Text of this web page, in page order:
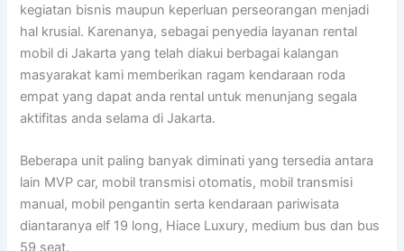
kegiatan bisnis maupun keperluan perseorangan menjadi
hal krusial. Karenanya, sebagai penyedia layanan rental
mobil di Jakarta yang telah diakui berbagai kalangan
masyarakat kami memberikan ragam kendaraan roda
empat yang dapat anda rental untuk menunjang segala
aktifitas anda selama di Jakarta.
Beberapa unit paling banyak diminati yang tersedia antara
lain MVP car, mobil transmisi otomatis, mobil transmisi
manual, mobil pengantin serta kendaraan pariwisata
diantaranya elf 19 long, Hiace Luxury, medium bus dan bus
59 seat.